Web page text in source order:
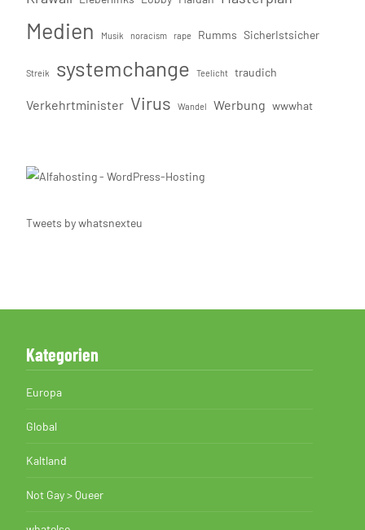
Medien Musik noracism rape Rumms SicherIstsicher
Streik systemchange Teelicht traudich
Verkehrtminister Virus Wandel Werbung wwwhat
Tweets by whatsnexteu
Kategorien
Europa
Global
Kaltland
Not Gay > Queer